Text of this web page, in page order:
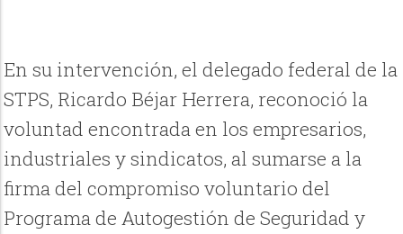
En su intervención, el delegado federal de la
STPS, Ricardo Béjar Herrera, reconoció la
voluntad encontrada en los empresarios,
industriales y sindicatos, al sumarse a la
firma del compromiso voluntario del
Programa de Autogestión de Seguridad y